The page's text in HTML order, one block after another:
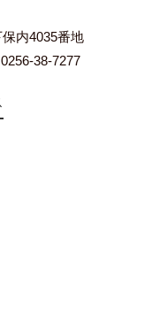
内4035番地
38-7277